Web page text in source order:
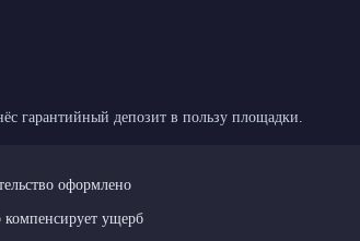
гарантийный депозит в пользу площадки.
оформлено
ущерб